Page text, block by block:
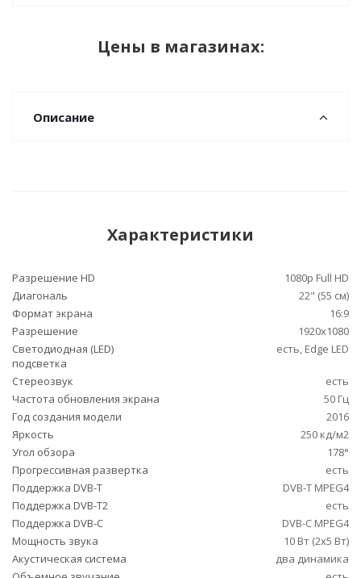
Цены в магазинах:
Описание
Характеристики
Разрешение HD
1080p Full HD
Диагональ
22" (55 см)
Формат экрана
16:9
Разрешение
1920x1080
Светодиодная (LED)
подсветка
есть, Edge LED
Стереозвук
есть
Частота обновления экрана
50 Гц
Год создания модели
2016
Яркость
250 кд/м2
Угол обзора
178°
Прогрессивная развертка
есть
Поддержка DVB-T
DVB-T MPEG4
Поддержка DVB-T2
есть
Поддержка DVB-C
DVB-C MPEG4
Мощность звука
10 Вт (2х5 Вт)
Акустическая система
два динамика